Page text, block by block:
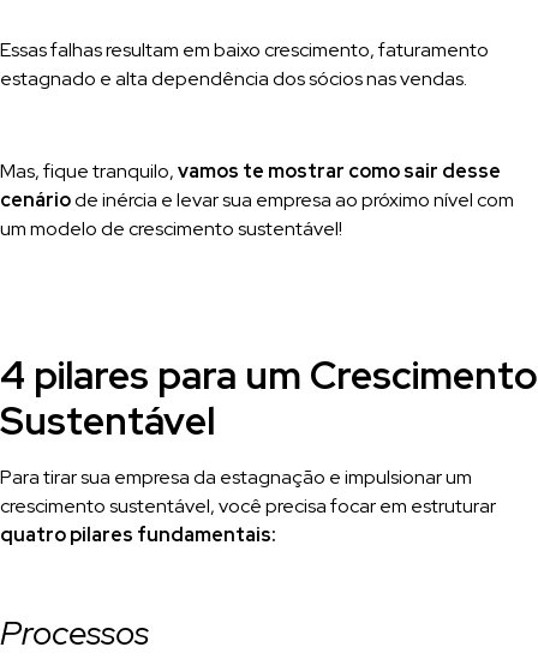
Essas falhas resultam em baixo crescimento, faturamento
estagnado e alta dependência dos sócios nas vendas.
Mas, fique tranquilo,vamos te mostrar como sair desse
cenáriode inércia e levar sua empresa ao próximo nível com
um modelo de crescimento sustentável!
4 pilares para um Crescimento
Sustentável
Para tirar sua empresa da estagnação e impulsionar um
crescimento sustentável, você precisa focar em estruturar
quatro pilares fundamentais:
Processos